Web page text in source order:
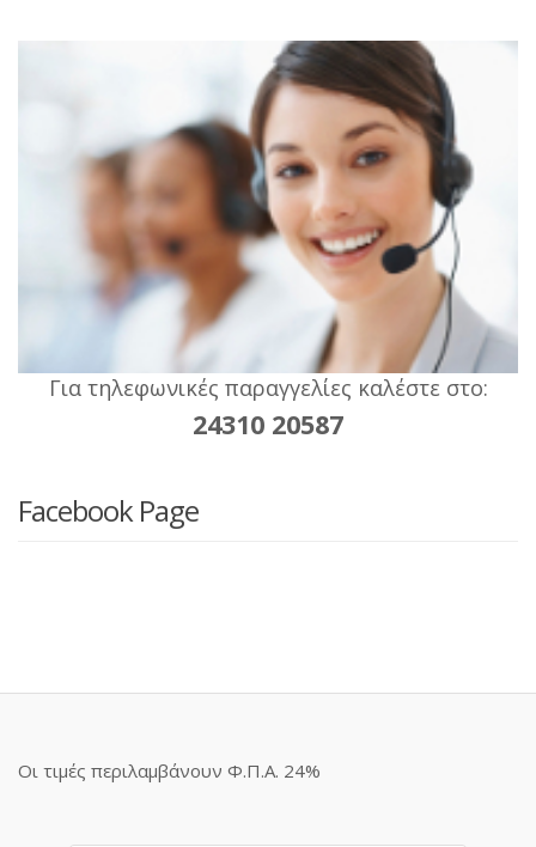
Για τηλεφωνικές παραγγελίες καλέστε στο:
24310 20587
Facebook Page
Οι τιμές περιλαμβάνουν Φ.Π.Α. 24%